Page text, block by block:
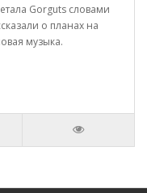
Gorguts словами
о планах на
музыка.